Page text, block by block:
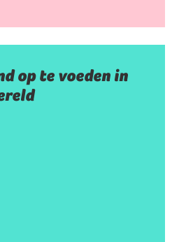
op te voeden in